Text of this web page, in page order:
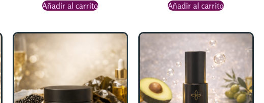
Añadir al carrito Añadir al carrito